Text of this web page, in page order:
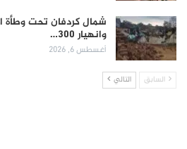
شمال كردفان تحت وطأة
وانهيار 300…
أغسطس 6, 2026
السابق التالي